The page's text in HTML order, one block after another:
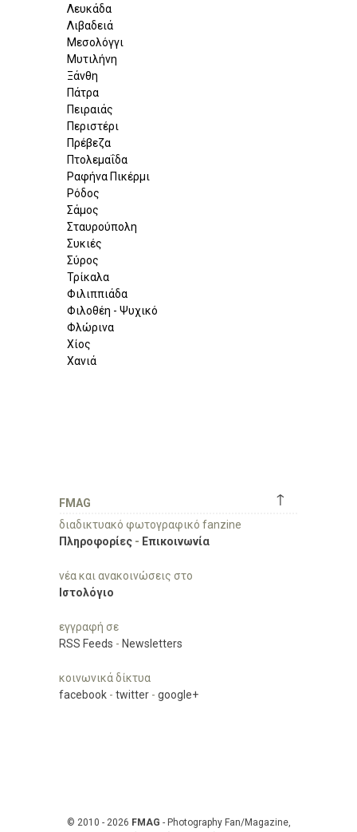
Λευκάδα
Λιβαδειά
Μεσολόγγι
Μυτιλήνη
Ξάνθη
Πάτρα
Πειραιάς
Περιστέρι
Πρέβεζα
Πτολεμαΐδα
Ραφήνα Πικέρμι
Ρόδος
Σάμος
Σταυρούπολη
Συκιές
Σύρος
Τρίκαλα
Φιλιππιάδα
Φιλοθέη - Ψυχικό
Φλώρινα
Χίος
Χανιά
↑
FMAG
διαδικτυακό φωτογραφικό fanzine
Πληροφορίες - Επικοινωνία
νέα και ανακοινώσεις στο
Ιστολόγιο
εγγραφή σε
RSS Feeds - Newsletters
κοινωνικά δίκτυα
facebook - twitter - google+
© 2010 - 2026 FMAG - Photography Fan/Magazine,